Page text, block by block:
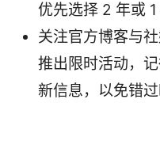
优先选择 2 年或 1
关注官方博客与
推出限时活动，
新信息，以免错过